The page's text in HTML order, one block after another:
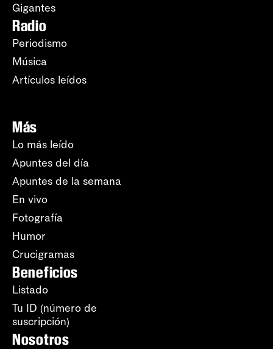
Gigantes
Radio
Periodismo
Música
Artículos leídos
Más
Lo más leído
Apuntes del día
Apuntes de la semana
En vivo
Fotografía
Humor
Crucigramas
Beneficios
Listado
Tu ID (número de
suscripción)
Nosotros